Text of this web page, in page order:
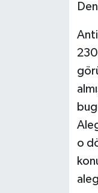
o